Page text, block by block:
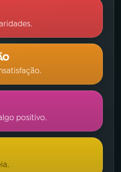
positivo.